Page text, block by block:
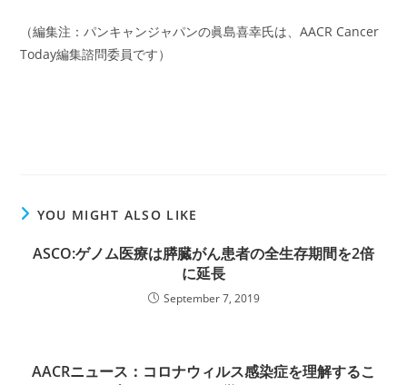
（編集注：パンキャンジャパンの眞島喜幸氏は、AACR Cancer
Today編集諮問委員です）
YOU MIGHT ALSO LIKE
ASCO:ゲノム医療は膵臓がん患者の全生存期間を2倍
に延長
September 7, 2019
AACRニュース：コロナウィルス感染症を理解するこ